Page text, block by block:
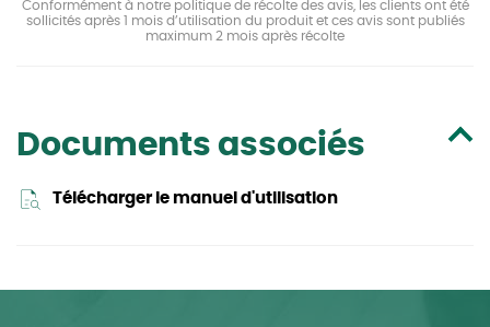
Conformément à notre politique de récolte des avis, les clients ont été
sollicités après 1 mois d’utilisation du produit et ces avis sont publiés
maximum 2 mois après récolte
Documents associés
Télécharger le manuel d'utilisation